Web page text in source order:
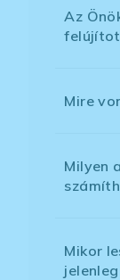
Az
Mire
Milyen
Mikor